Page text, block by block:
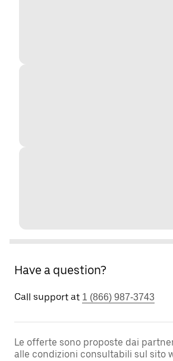
Have a question?
Call support at 1 (866) 987-3743
Le offerte sono proposte dai
alle condizioni consultabili sul sito